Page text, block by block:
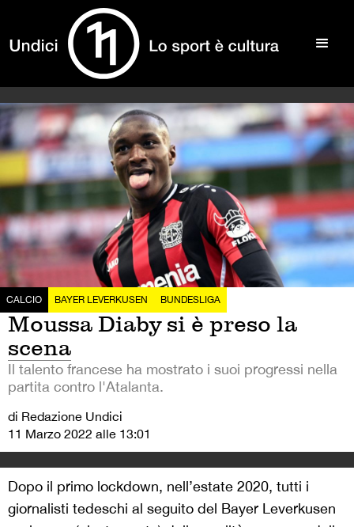
CALCIO BAYER LEVERKUSEN BUNDESLIGA
Moussa Diaby si è preso la
scena
Il talento francese ha mostrato i suoi progressi nella
partita contro l'Atalanta.
di Redazione Undici
11 Marzo 2022 alle 13:01
Dopo il primo lockdown, nell’estate 2020, tutti i
giornalisti tedeschi al seguito del Bayer Leverkusen